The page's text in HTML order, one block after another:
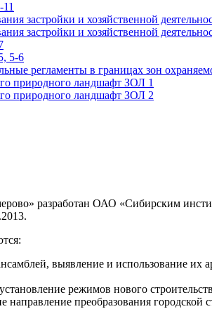
застройки и хозяйственной
застройки и хозяйственной
5-6
регламенты в границах зон
природного ландшафт ЗОЛ 1
природного ландшафт ЗОЛ 2
разработан ОАО «Сибирским
выявление и использование
режимов нового
преобразования городской